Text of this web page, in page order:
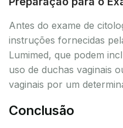
Antes do exame de
instruções fornecidas
Lumimed, que podem
uso de duchas vaginais
vaginais por um
Conclusão